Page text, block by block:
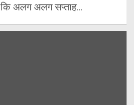
कि अलग अलग सप्ताह…